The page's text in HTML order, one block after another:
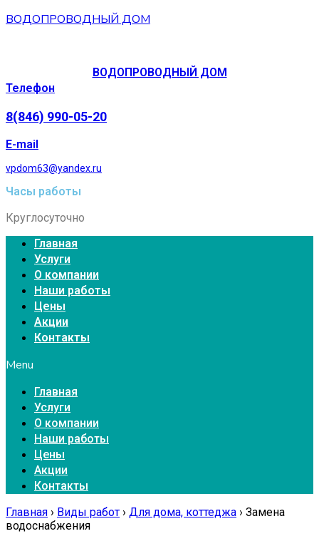
ВОДОПРОВОДНЫЙ ДОМ
ВОДОПРОВОДНЫЙ ДОМ
Телефон
8(846) 990-05-20
E-mail
vpdom63@yandex.ru
Часы работы
Круглосуточно
Главная
Услуги
О компании
Наши работы
Цены
Акции
Контакты
Menu
Главная
Услуги
О компании
Наши работы
Цены
Акции
Контакты
Главная › Виды работ › Для дома, коттеджа › Замена
водоснабжения